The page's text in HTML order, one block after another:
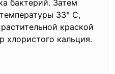
бактерий. Затем
33° С,
краской
хлористого кальция.